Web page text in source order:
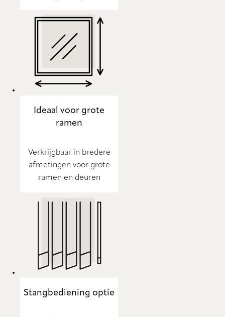
Ideaal voor grote
ramen
Verkrijgbaar in bredere
afmetingen voor grote
ramen en deuren
Stangbediening optie